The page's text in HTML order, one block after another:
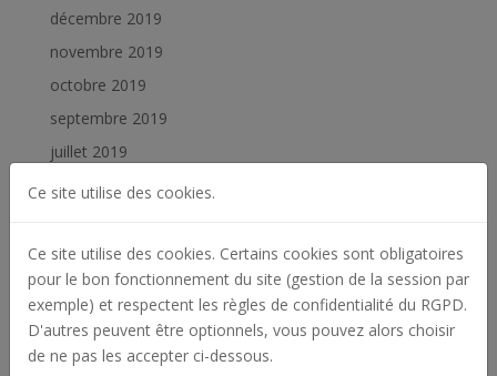
décembre 2019
novembre 2019
octobre 2019
septembre 2019
juillet 2019
juin 2019
janvier 2019
Catégories
Actualités
Ce site utilise des cookies.
Ce site utilise des cookies. Certains cookies sont obligatoires
pour le bon fonctionnement du site (gestion de la session par
exemple) et respectent les règles de confidentialité du RGPD.
D'autres peuvent être optionnels, vous pouvez alors choisir
de ne pas les accepter ci-dessous.